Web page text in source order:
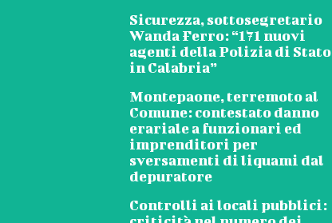
Sicurezza, sottosegretario
Wanda Ferro: “171 nuovi
agenti della Polizia di Stato
in Calabria”
Montepaone, terremoto al
Comune: contestato danno
erariale a funzionari ed
imprenditori per
sversamenti di liquami dal
depuratore
Controlli ai locali pubblici: